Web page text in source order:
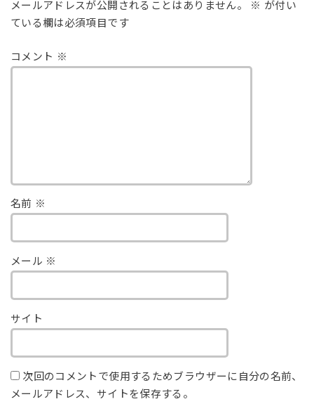
メールアドレスが公開されることはありません。 ※ が付い
ている欄は必須項目です
コメント ※
名前 ※
メール ※
サイト
次回のコメントで使用するためブラウザーに自分の名前、
メールアドレス、サイトを保存する。